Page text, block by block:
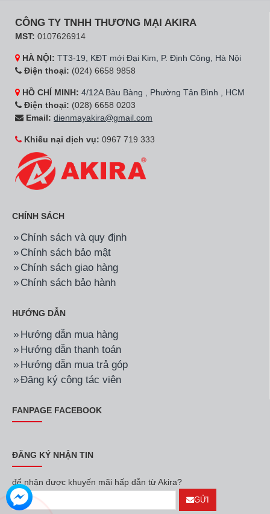
CÔNG TY TNHH THƯƠNG MẠI AKIRA
MST: 0107626914
HÀ NỘI: TT3-19, KĐT mới Đại Kim, P. Định Công, Hà Nội
Điện thoại: (024) 6658 9858
HỒ CHÍ MINH: 4/12A Bàu Bàng , Phường Tân Bình , HCM
Điện thoại: (028) 6658 0203
Email: dienmayakira@gmail.com
Khiếu nại dịch vụ: 0967 719 333
CHÍNH SÁCH
Chính sách và quy định
Chính sách bảo mật
Chính sách giao hàng
Chính sách bảo hành
HƯỚNG DẪN
Hướng dẫn mua hàng
Hướng dẫn thanh toán
Hướng dẫn mua trả góp
Đăng ký cộng tác viên
FANPAGE FACEBOOK
ĐĂNG KÝ NHẬN TIN
để nhận được khuyến mãi hấp dẫn từ Akira?
GỬI